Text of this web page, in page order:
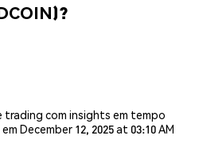
com insights em tempo
December 12, 2025 at 03:10 AM